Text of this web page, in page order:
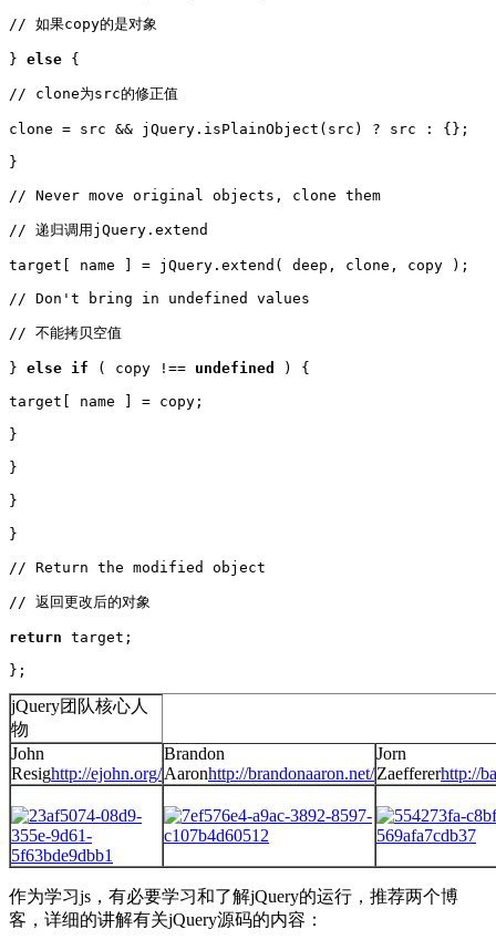
// 如果copy的是对象
} else {
// clone为src的修正值
clone = src && jQuery.isPlainObject(src) ? src : {};
}
// Never move original objects, clone them
// 递归调用jQuery.extend
target[ name ] = jQuery.extend( deep, clone, copy );
// Don't bring in undefined values
// 不能拷贝空值
} else if ( copy !== undefined
) {
target[ name ] = copy;
}
}
}
}
// Return the modified object
// 返回更改后的对象
return target;
};
jQuery团队核心人
物
John
Resighttp://ejohn.org/
Brandon
Aaronhttp://brandonaaron.net/
Jorn
Zaeffererhttp://
作为学习js，有必要学习和了解jQuery的运行，推荐两个博
客，详细的讲解有关jQuery源码的内容：